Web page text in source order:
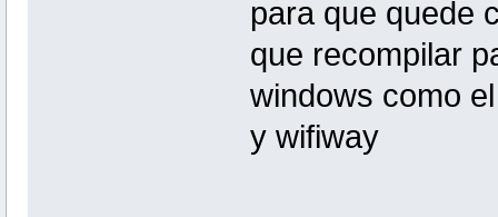
para que quede
que recompilar
windows como
y wifiway